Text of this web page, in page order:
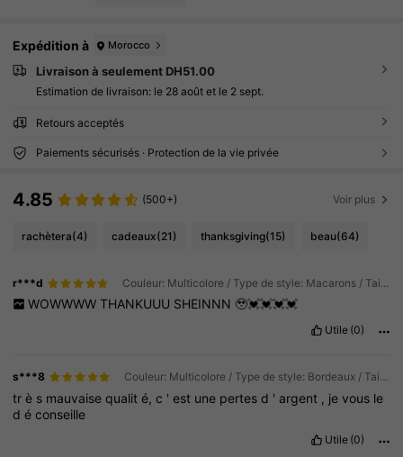
Expédition à Morocco
Livraison à seulement DH51.00
Estimation de livraison: le 28 août et le 2 sept.
Retours acceptés
Paiements sécurisés · Protection de la vie privée
4.85 (500+) Voir plus
rachètera(4) cadeaux(21) thanksgiving(15) beau(64)
r***d Couleur: Multicolore / Type de style: Macarons / Taille: Taille Unique
WOWWWW THANKUUU SHEINNN 🥹💓💓💓💓
Utile (0)
s***8 Couleur: Multicolore / Type de style: Bordeaux / Taille: Taille Unique
trè s mauvaisequalité,c 'est une pertesd ' argent , jevous le
déconseille
Utile (0)